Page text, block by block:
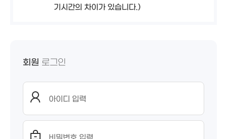
기시간의 차이가 있습니다.)
회원 로그인